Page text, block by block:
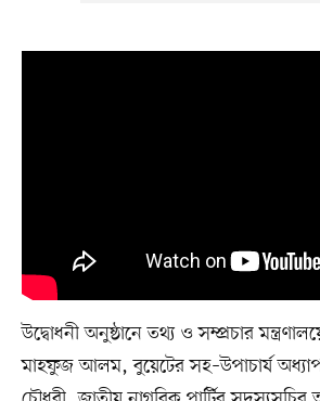
উদ্বোধনী অনুষ্ঠানে তথ্য ও সম্প্রচার
মাহফুজ আলম, বুয়েটের সহ–উপাচার্য